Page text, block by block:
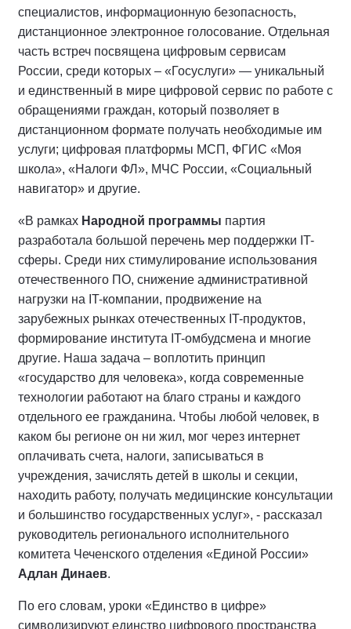
специалистов, информационную безопасность,
дистанционное электронное голосование. Отдельная
часть встреч посвящена цифровым сервисам
России, среди которых – «Госуслуги» — уникальный
и единственный в мире цифровой сервис по работе с
обращениями граждан, который позволяет в
дистанционном формате получать необходимые им
услуги; цифровая платформы МСП, ФГИС «Моя
школа», «Налоги ФЛ», МЧС России, «Социальный
навигатор» и другие.
«В рамках Народной программы партия
разработала большой перечень мер поддержки IT-
сферы. Среди них стимулирование использования
отечественного ПО, снижение административной
нагрузки на IT-компании, продвижение на
зарубежных рынках отечественных IT-продуктов,
формирование института IT-омбудсмена и многие
другие. Наша задача – воплотить принцип
«государство для человека», когда современные
технологии работают на благо страны и каждого
отдельного ее гражданина. Чтобы любой человек, в
каком бы регионе он ни жил, мог через интернет
оплачивать счета, налоги, записываться в
учреждения, зачислять детей в школы и секции,
находить работу, получать медицинские консультации
и большинство государственных услуг», - рассказал
руководитель регионального исполнительного
комитета Чеченского отделения «Единой России»
Адлан Динаев.
По его словам, уроки «Единство в цифре»
символизируют единство цифрового пространства